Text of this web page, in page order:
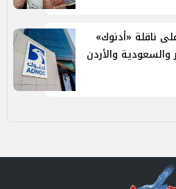
ناقلة «أدنوك»
والأردن